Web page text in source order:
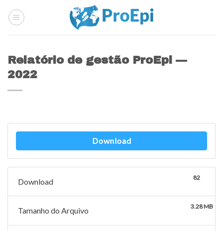
Relatório de gestão ProEpi —
2022
Download
Download 82
Tamanho do Arquivo 3.28 MB